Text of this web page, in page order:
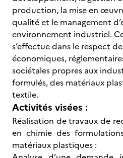
production, la mise en
qualité et le management
environnement industriel.
s’effectue dans le respect
économiques,
sociétales propres aux
formulés, des matériaux
textile.
Activités visées :
Réalisation de travaux de
en chimie des
matériaux plastiques :